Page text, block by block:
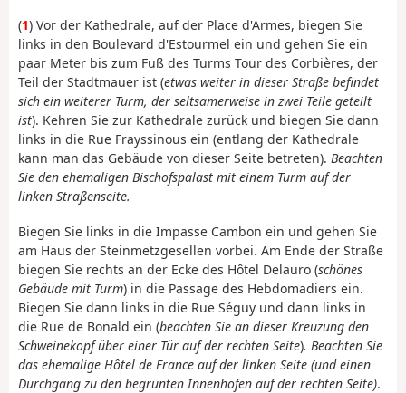
(1) Vor der Kathedrale, auf der Place d'Armes, biegen Sie
links in den Boulevard d'Estourmel ein und gehen Sie ein
paar Meter bis zum Fuß des Turms Tour des Corbières, der
Teil der Stadtmauer ist (etwas weiter in dieser Straße befindet
sich ein weiterer Turm, der seltsamerweise in zwei Teile geteilt
ist). Kehren Sie zur Kathedrale zurück und biegen Sie dann
links in die Rue Frayssinous ein (entlang der Kathedrale
kann man das Gebäude von dieser Seite betreten). Beachten
Sie den ehemaligen Bischofspalast mit einem Turm auf der
linken Straßenseite.
Biegen Sie links in die Impasse Cambon ein und gehen Sie
am Haus der Steinmetzgesellen vorbei. Am Ende der Straße
biegen Sie rechts an der Ecke des Hôtel Delauro (schönes
Gebäude mit Turm) in die Passage des Hebdomadiers ein.
Biegen Sie dann links in die Rue Séguy und dann links in
die Rue de Bonald ein (beachten Sie an dieser Kreuzung den
Schweinekopf über einer Tür auf der rechten Seite). Beachten Sie
das ehemalige Hôtel de France auf der linken Seite (und einen
Durchgang zu den begrünten Innenhöfen auf der rechten Seite).